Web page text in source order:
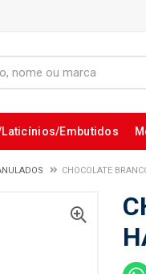
Embutidos
CHOCOLATE